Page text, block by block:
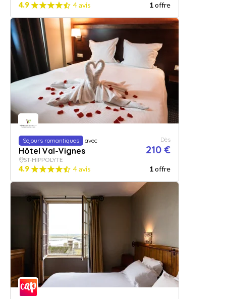
4.9 4 avis 1offre
Séjours romantiques avec
Hôtel Val-Vignes
Dès
210 €
ST-HIPPOLYTE
4.9 4 avis 1offre